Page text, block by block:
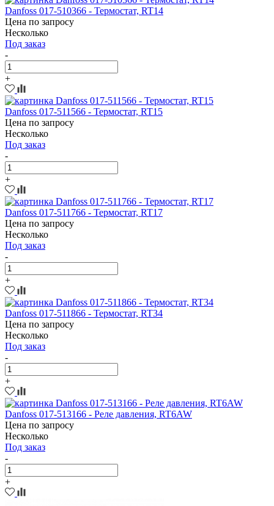
Danfoss 017-510366 - Термостат, RT14
Цена по запросу
Несколько
Под заказ
-
+
Danfoss 017-511566 - Термостат, RT15
Цена по запросу
Несколько
Под заказ
-
+
Danfoss 017-511766 - Термостат, RT17
Цена по запросу
Несколько
Под заказ
-
+
Danfoss 017-511866 - Термостат, RT34
Цена по запросу
Несколько
Под заказ
-
+
Danfoss 017-513166 - Реле давления, RT6AW
Цена по запросу
Несколько
Под заказ
-
+